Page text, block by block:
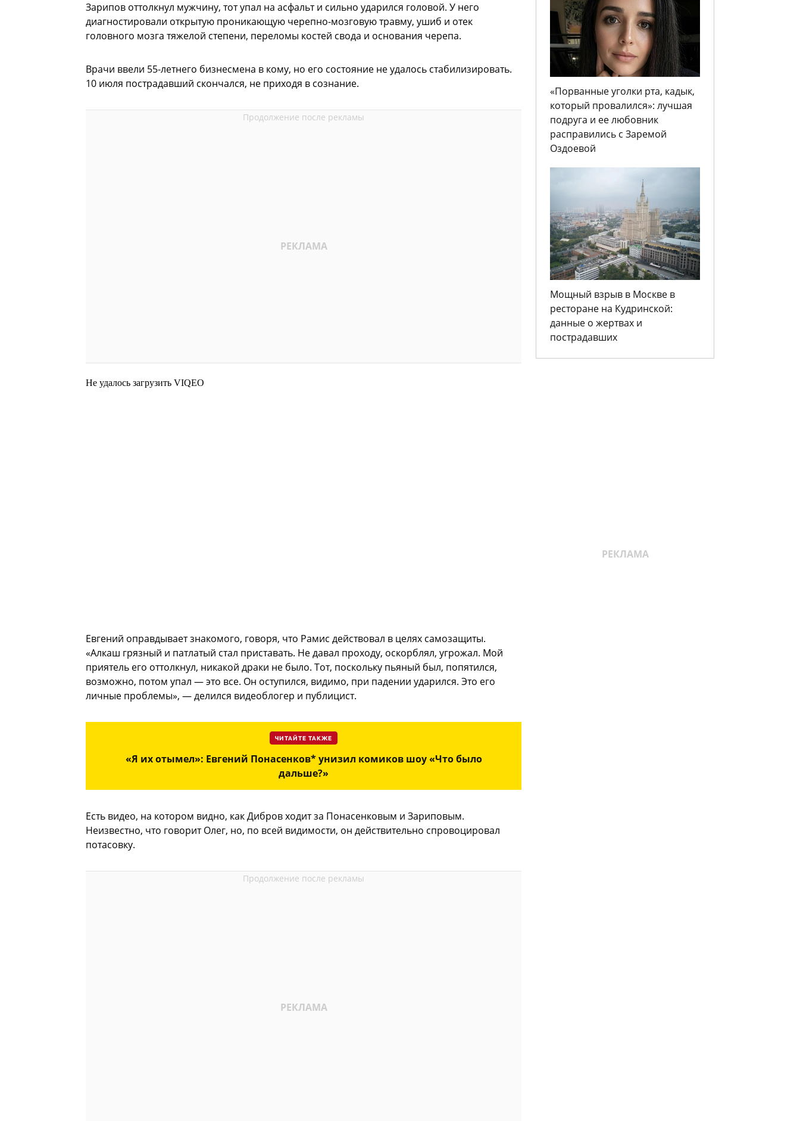
Зарипов оттолкнул мужчину, тот упал на асфальт и сильно ударился головой. У него
диагностировали открытую проникающую черепно-мозговую травму, ушиб и отек
головного мозга тяжелой степени, переломы костей свода и основания черепа.
Врачи ввели 55-летнего бизнесмена в кому, но его состояние не удалось стабилизировать.
10 июля пострадавший скончался, не приходя в сознание.
Не удалось загрузить VIQEO
Евгений оправдывает знакомого, говоря, что Рамис действовал в целях самозащиты.
«Алкаш грязный и патлатый стал приставать. Не давал проходу, оскорблял, угрожал. Мой
приятель его оттолкнул, никакой драки не было. Тот, поскольку пьяный был, попятился,
возможно, потом упал — это все. Он оступился, видимо, при падении ударился. Это его
личные проблемы», — делился видеоблогер и публицист.
ЧИТАЙТЕ ТАКЖЕ
«Я их отымел»: Евгений Понасенков* унизил комиков шоу «Что было
дальше?»
Есть видео, на котором видно, как Дибров ходит за Понасенковым и Зариповым.
Неизвестно, что говорит Олег, но, по всей видимости, он действительно спровоцировал
потасовку.
«Порванные уголки рта, кадык,
который провалился»: лучшая
подруга и ее любовник
расправились с Заремой
Оздоевой
Мощный взрыв в Москве в
ресторане на Кудринской:
данные о жертвах и
пострадавших